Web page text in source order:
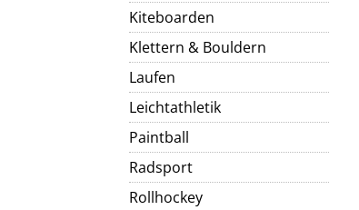
Kiteboarden
Klettern & Bouldern
Laufen
Leichtathletik
Paintball
Radsport
Rollhockey